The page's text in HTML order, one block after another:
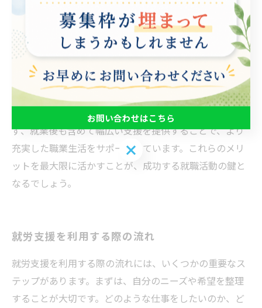
者など、特定の条件を持つ人々に向けて行われることが
多く、誰もが自分に合った形で就職を目指せる環境が整
っています。 加えて、就労支援を受けることで、職場環
境への適応能力やコミュニケーションスキルを向上させ
るサポートも得られます。これにより、職場でのストレ
スを軽減し、長期的に安定した就業を実現する助けとな
ります。 このように、就労支援は単なる職探しに留まら
ず、就業後も含めて幅広い支援を提供することで、より
充実した職業生活をサポートしています。これらのメリ
ットを最大限に活かすことが、成功する就職活動の鍵と
なるでしょう。
就労支援を利用する際の流れ
就労支援を利用する際の流れには、いくつかの重要なス
テップがあります。まずは、自分のニーズや希望を整理
することが大切です。どのような仕事をしたいのか、ど
お問い合わせはこちら
お問い合わせはこちら